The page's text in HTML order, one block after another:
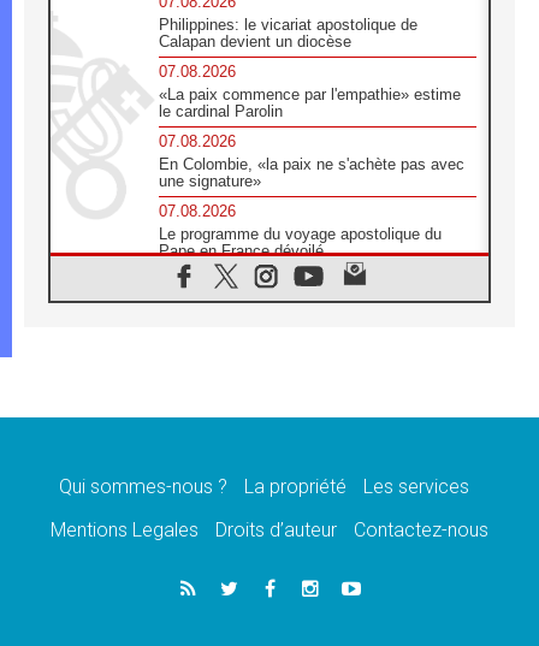
Philippines: le vicariat apostolique de
Calapan devient un diocèse
07.08.2026
«La paix commence par l'empathie» estime
le cardinal Parolin
07.08.2026
En Colombie, «la paix ne s'achète pas avec
une signature»
07.08.2026
Le programme du voyage apostolique du
Pape en France dévoilé
07.08.2026
1ère Conférence continentale sur l'éducation
07.08.2026
07.08.2026
lancement des «dix jours de prière pour la
06.08.2026
Préparatifs des JMJ 2027 à Séoul: «c'est
Qui sommes-nous ? La propriété
Les services
Mentions Legales
Droits d’auteur Contactez-nous